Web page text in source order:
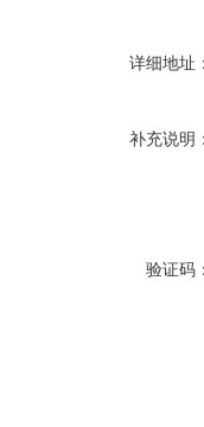
详细地址
补充说明
验证码